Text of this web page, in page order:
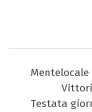
Mentelocale
Testata